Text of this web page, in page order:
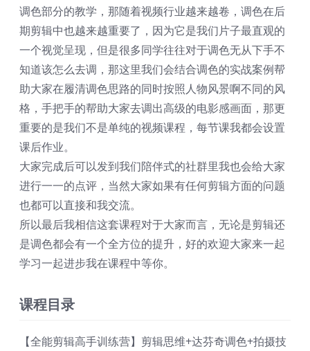
调色部分的教学，那随着视频行业越来越卷，调色在后
期剪辑中也越来越重要了，因为它是我们片子最直观的
一个视觉呈现，但是很多同学往往对于调色无从下手不
知道该怎么去调，那这里我们会结合调色的实战案例帮
助大家在履清调色思路的同时按照人物风景啊不同的风
格，手把手的帮助大家去调出高级的电影感画面，那更
重要的是我们不是单纯的视频课程，每节课我都会设置
课后作业。
大家完成后可以发到我们陪伴式的社群里我也会给大家
进行一一的点评，当然大家如果有任何剪辑方面的问题
也都可以直接和我交流。
所以最后我相信这套课程对于大家而言，无论是剪辑还
是调色都会有一个全方位的提升，好的欢迎大家来一起
学习一起进步我在课程中等你。
课程目录
【全能剪辑高手训练营】剪辑思维+达芬奇调色+拍摄技